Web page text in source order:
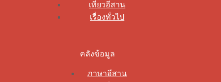
เที่ยวอีสาน
เรื่องทั่วไป
คลังข้อมูล
ภาษาอีสาน